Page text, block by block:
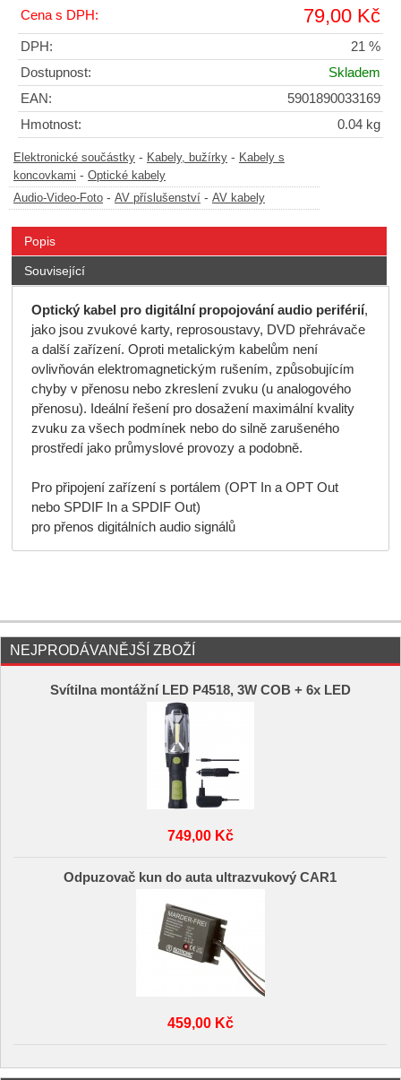
Cena s DPH: 79,00 Kč
DPH:
21 %
Dostupnost:
Skladem
EAN:
5901890033169
Hmotnost:
0.04 kg
Elektronické součástky - Kabely, bužírky - Kabely s
koncovkami - Optické kabely
Audio-Video-Foto - AV příslušenství - AV kabely
Popis
Související
Optický kabel pro digitální propojování audio periférií,
jako jsou zvukové karty, reprosoustavy, DVD přehrávače
a další zařízení. Oproti metalickým kabelům není
ovlivňován elektromagnetickým rušením, způsobujícím
chyby v přenosu nebo zkreslení zvuku (u analogového
přenosu). Ideální řešení pro dosažení maximální kvality
zvuku za všech podmínek nebo do silně zarušeného
prostředí jako průmyslové provozy a podobně.
Pro připojení zařízení s portálem (OPT In a OPT Out
nebo SPDIF In a SPDIF Out)
pro přenos digitálních audio signálů
NEJPRODÁVANĚJŠÍ ZBOŽÍ
Svítilna montážní LED P4518, 3W COB + 6x LED
749,00 Kč
Odpuzovač kun do auta ultrazvukový CAR1
459,00 Kč